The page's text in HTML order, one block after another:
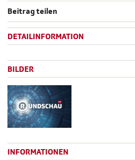
Beitrag teilen
DETAILINFORMATION
BILDER
INFORMATIONEN